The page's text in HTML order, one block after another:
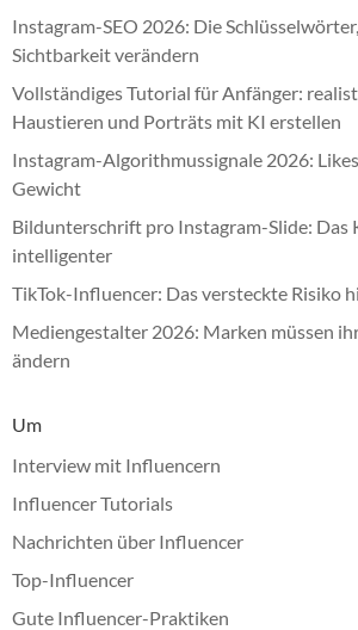
Instagram-SEO 2026: Die
Sichtbarkeit verändern
Vollständiges Tutorial für Anfänger:
Haustieren und Porträts mit KI erstellen
Instagram-Algorithmussignale 2026:
Gewicht
Bildunterschrift pro Instagram-Slide: Das
intelligenter
TikTok-Influencer: Das versteckte Risiko
Mediengestalter 2026: Marken müssen
ändern
Um
Interview mit Influencern
Influencer Tutorials
Nachrichten über Influencer
Top-Influencer
Gute Influencer-Praktiken